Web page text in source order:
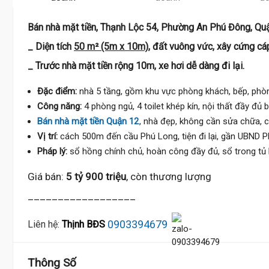
Bán nhà mặt tiền, Thạnh Lộc 54, Phường An Phú Đông,
_ Diện tích 50 m² (5m x 10m), đất vuông vức, xây cứng
_ Trước nhà mặt tiền rộng 10m, xe hơi dễ dàng đi lại.
Đặc điểm: nhà 5 tầng, gồm khu vực phòng khách, bếp,
Công năng: 4 phòng ngủ, 4 toilet khép kín, nội thất đầy đủ
Bán nhà mặt tiền Quận 12, nhà đẹp, không cần sửa chữa,
Vị trí: cách 500m đến cầu Phú Long, tiện đi lại, gần UBND
Pháp lý: sổ hồng chính chủ, hoàn công đầy đủ, sổ trong tủ
Giá bán: 5 tỷ 900 triệu, còn thương lượng
Liên hệ: Thịnh BĐS 0903394679
Thông Số